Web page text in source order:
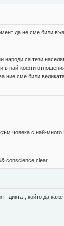
да не сме били
народи са тези
в най-кофти
ние сме били
човека с най-много
conscience clear
- диктат, който да